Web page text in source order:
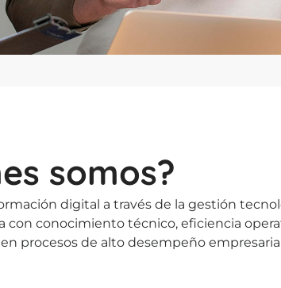
somos?
digital a través de la gestión
conocimiento técnico, eficiencia
procesos de alto desempeño